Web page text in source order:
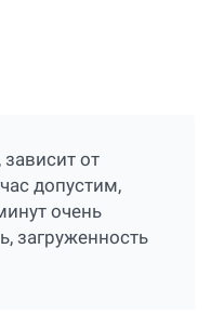
от
допустим,
очень
загруженность